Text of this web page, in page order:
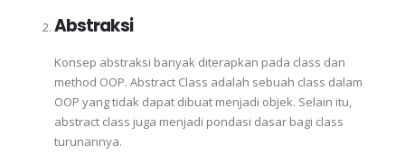
Abstraksi
Konsep abstraksi banyak diterapkan pada class dan
method OOP. Abstract Class adalah sebuah class dalam
OOP yang tidak dapat dibuat menjadi objek. Selain itu,
abstract class juga menjadi pondasi dasar bagi class
turunannya.